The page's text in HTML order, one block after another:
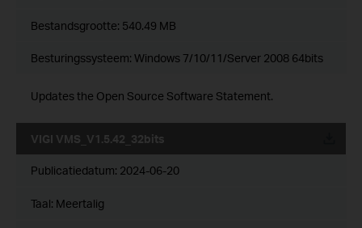
Bestandsgrootte: 540.49 MB
Besturingssysteem: Windows 7/10/11/Server 2008 64bits
Updates the Open Source Software Statement.
VIGI VMS_V1.5.42_32bits
Publicatiedatum: 2024-06-20
Taal: Meertalig